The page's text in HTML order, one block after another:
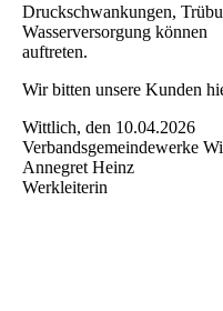
Druckschwankungen,
Wasserversorgung können
auftreten.
Wir bitten unsere Kunden
Wittlich, den 10.04.2026
Verbandsgemeindewerke
Annegret Heinz
Werkleiterin